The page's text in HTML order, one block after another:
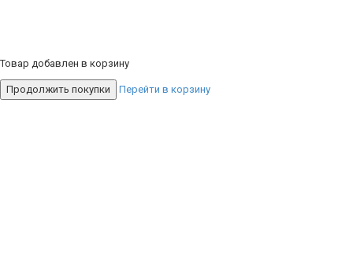
Товар добавлен в корзину
Продолжить покупки Перейти в корзину